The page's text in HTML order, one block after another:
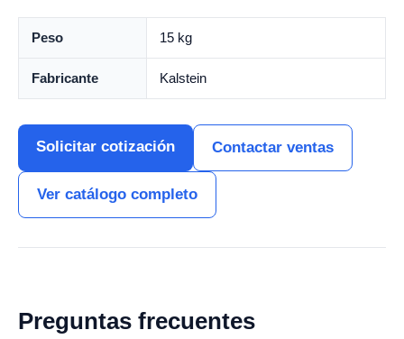
Peso 15 kg
Fabricante Kalstein
Solicitar cotización Contactar ventas
Ver catálogo completo
Preguntas frecuentes